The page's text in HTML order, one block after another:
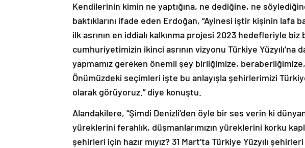
Kendilerinin kimin ne yaptığına, ne dediğine, ne
baktıklarını ifade eden Erdoğan, “Ayinesi iştir kişinin lafa
ilk asrının en iddialı kalkınma projesi 2023 hedefleriyle
cumhuriyetimizin ikinci asrının vizyonu Türkiye Yüzyılı’na
yapmamız gereken önemli şey birliğimize,
Önümüzdeki seçimleri işte bu anlayışla şehirlerimizi Türkiye
olarak görüyoruz.” diye konuştu.
Alandakilere, “Şimdi Denizli’den öyle bir ses verin ki
yüreklerini ferahlık, düşmanlarımızın yüreklerini korku
şehirleri için hazır mıyız? 31 Mart’ta Türkiye Yüzyılı